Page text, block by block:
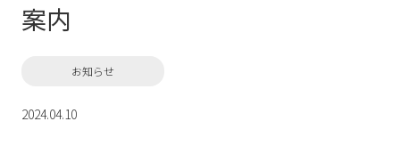
案内
お知らせ
2024.04.10